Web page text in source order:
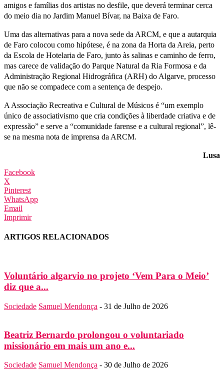
amigos e famílias dos artistas no desfile, que deverá terminar cerca
do meio dia no Jardim Manuel Bívar, na Baixa de Faro.
Uma das alternativas para a nova sede da ARCM, e que a autarquia
de Faro colocou como hipótese, é na zona da Horta da Areia, perto
da Escola de Hotelaria de Faro, junto às salinas e caminho de ferro,
mas carece de validação do Parque Natural da Ria Formosa e da
Administração Regional Hidrográfica (ARH) do Algarve, processo
que não se compadece com a sentença de despejo.
A Associação Recreativa e Cultural de Músicos é “um exemplo
único de associativismo que cria condições à liberdade criativa e de
expressão” e serve a “comunidade farense e a cultural regional”, lê-
se na mesma nota de imprensa da ARCM.
Lusa
Facebook
X
Pinterest
WhatsApp
Email
Imprimir
ARTIGOS RELACIONADOS
Voluntário algarvio no projeto ‘Vem Para o Meio’
diz que a...
Sociedade Samuel Mendonça - 31 de Julho de 2026
Beatriz Bernardo prolongou o voluntariado
missionário em mais um ano e...
Sociedade Samuel Mendonça - 30 de Julho de 2026